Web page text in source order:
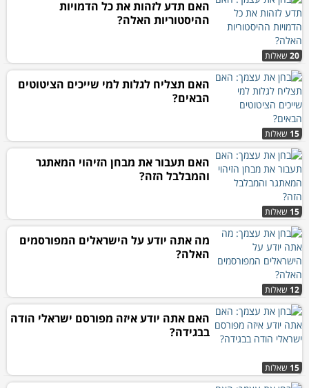
20 שאלות
האם תדע לזהות את כל הדמויות
ההיסטוריות האלה?
15 שאלות
האם תצליח לגלות למי שייכים הציטוטים
הבאים?
15 שאלות
האם תעבור את מבחן הזיהוי המאתגר
והמבלבל הזה?
12 שאלות
מה אתה יודע על הישראלים המפורסמים
האלה?
15 שאלות
האם אתה יודע איזה מפורסם ישראלי הודה
בבגידה?